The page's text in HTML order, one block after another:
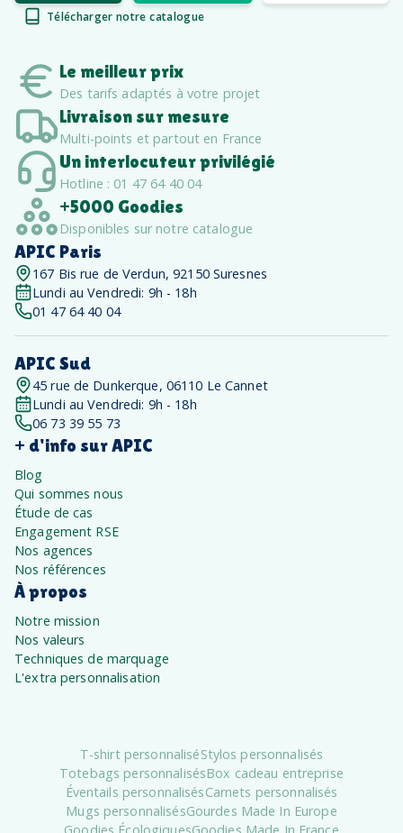
Télécharger notre catalogue
Le meilleur prix
Des tarifs adaptés à votre projet
Livraison sur mesure
Multi-points et partout en France
Un interlocuteur privilégié
Hotline : 01 47 64 40 04
+5000 Goodies
Disponibles sur notre catalogue
APIC Paris
167 Bis rue de Verdun, 92150 Suresnes
Lundi au Vendredi: 9h - 18h
01 47 64 40 04
APIC Sud
45 rue de Dunkerque, 06110 Le Cannet
Lundi au Vendredi: 9h - 18h
06 73 39 55 73
+ d'info sur APIC
Blog
Qui sommes nous
Étude de cas
Engagement RSE
Nos agences
Nos références
À propos
Notre mission
Nos valeurs
Techniques de marquage
L'extra personnalisation
T-shirt personnaliséStylos personnalisés
Totebags personnalisésBox cadeau entreprise
Éventails personnalisésCarnets personnalisés
Mugs personnalisésGourdes Made In Europe
Goodies ÉcologiquesGoodies Made In France